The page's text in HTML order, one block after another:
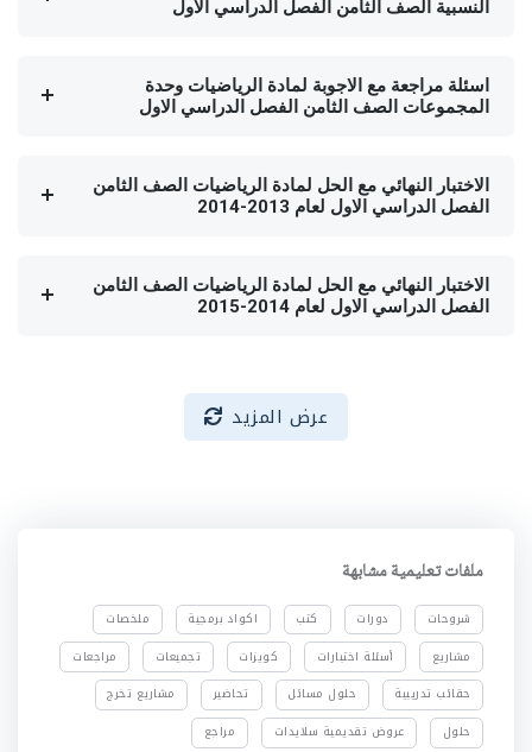
النسبية الصف الثامن الفصل الدراسي الاول
اسئلة مراجعة مع الاجوبة لمادة الرياضيات وحدة
المجموعات الصف الثامن الفصل الدراسي الاول
الاختبار النهائي مع الحل لمادة الرياضيات الصف الثامن
الفصل الدراسي الاول لعام 2013-2014
الاختبار النهائي مع الحل لمادة الرياضيات الصف الثامن
الفصل الدراسي الاول لعام 2014-2015
عرض المزيد
ملفات تعليمية مشابهة
شروحات دورات كتب اكواد برمجية
ملخصات
مشاريع
أسئلة اختبارات كويزات تجميعات
مراجعات
حقائب تدريبية
حلول مسائل تحاضير
مشاريع تخرج
حلول
عروض تقديمية سلايدات مراجع